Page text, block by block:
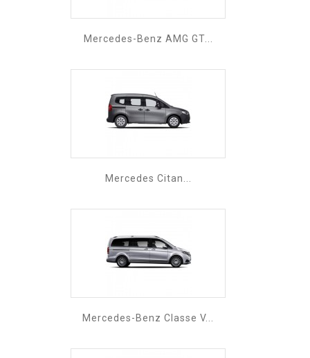
Mercedes-Benz AMG GT...
Mercedes Citan...
Mercedes-Benz Classe V...